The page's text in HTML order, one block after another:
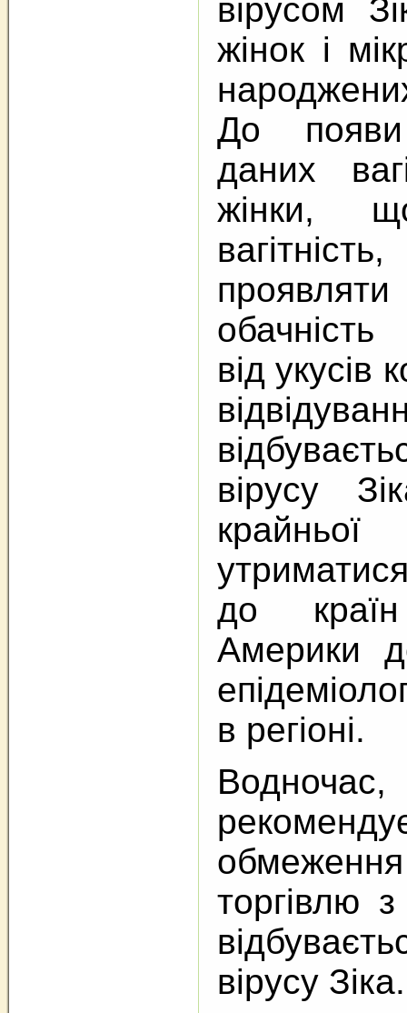
вірусом
жінок і
До появи
даних
жінки,
від укусів
вірусу
крайньої
до країн
Америки
в регіоні.
обмеження
торгівлю
вірусу Зіка.